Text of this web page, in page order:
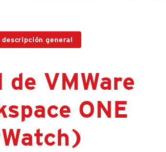
general
de VMWare
ONE